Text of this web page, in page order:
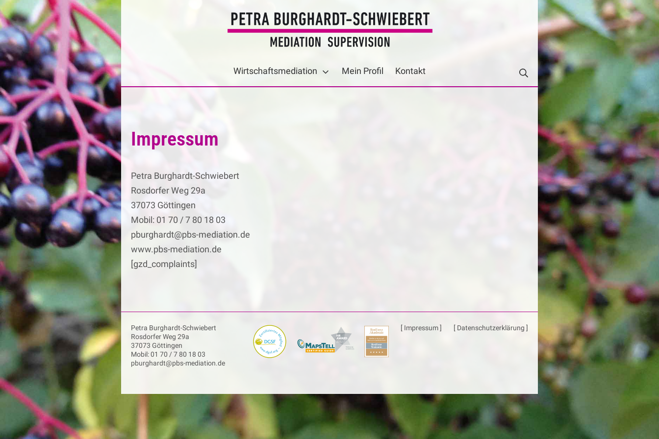
Zum
Inhalt
springen
Petra Burghardt-Schwiebert
Wirtschaftsmediation Mein Profil Kontakt Suche
Impressum
Petra Burghardt-Schwiebert
Rosdorfer Weg 29a
37073 Göttingen
Mobil: 01 70 / 7 80 18 03
pburghardt@pbs-mediation.de
www.pbs-mediation.de
[gzd_complaints]
Petra Burghardt-Schwiebert
Rosdorfer Weg 29a
37073 Göttingen
Mobil: 01 70 / 7 80 18 03
pburghardt@pbs-mediation.de
[ Impressum ] [ Datenschutzerklärung ]